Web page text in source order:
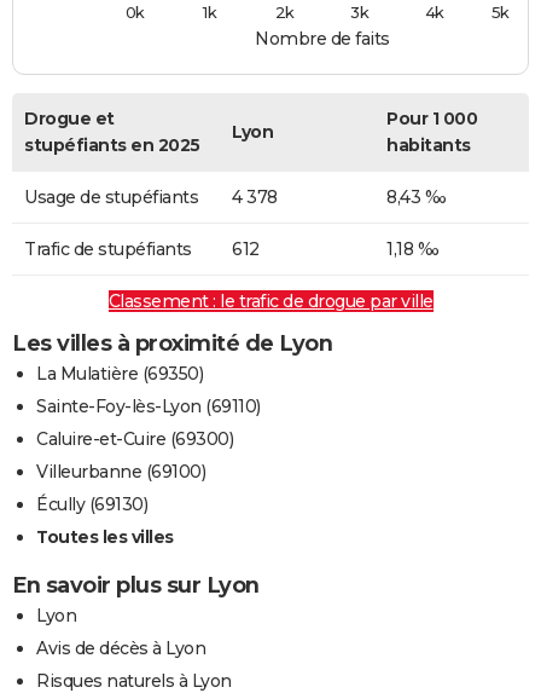
Nombre de faits
0k
1k 2k 3k 4k 5k
Drogue et
stupéfiants en 2025
Lyon
Pour 1 000
habitants
Usage de stupéfiants 4 378 8,43 ‰
Trafic de stupéfiants 612 1,18 ‰
Classement : le trafic de drogue par ville
Les villes à proximité de Lyon
La Mulatière (69350)
Sainte-Foy-lès-Lyon (69110)
Caluire-et-Cuire (69300)
Villeurbanne (69100)
Écully (69130)
Toutes les villes
En savoir plus sur Lyon
Lyon
Avis de décès à Lyon
Risques naturels à Lyon